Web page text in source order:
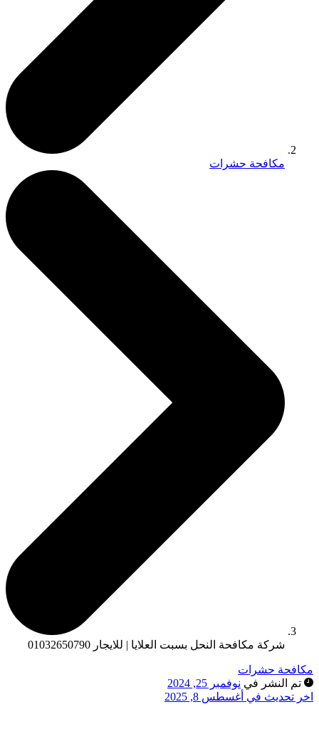
مكافحة حشرات
شركة مكافحة النحل بسبت العلايا | للايجار 01032650790
حشرات
تم النشر في نوفمبر 25, 2024
تحديث في أغسطس 8, 2025